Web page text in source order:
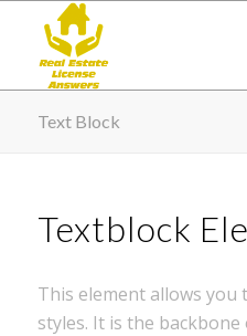
Text Block
Textblock
This element allows you
styles. It is the